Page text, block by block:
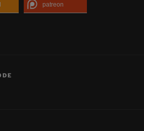
patreon